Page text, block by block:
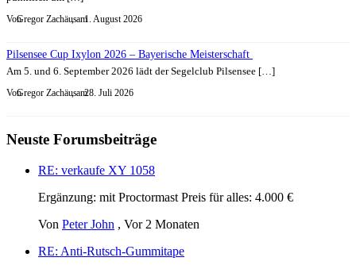
VonGregor Zachäus, am1. August 2026
Pilsensee Cup Ixylon 2026 – Bayerische Meisterschaft
Am 5. und 6. September 2026 lädt der Segelclub Pilsensee […]
VonGregor Zachäus, am28. Juli 2026
Neuste Forumsbeiträge
RE: verkaufe XY 1058
Ergänzung: mit Proctormast Preis für alles: 4.000 €
Von Peter John , Vor 2 Monaten
RE: Anti-Rutsch-Gummitape